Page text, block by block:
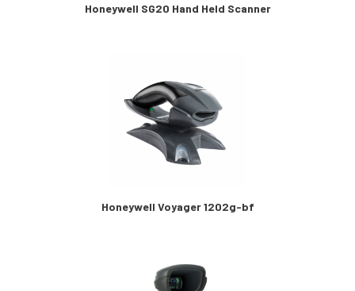
Honeywell SG20 Hand Held Scanner
Honeywell Voyager 1202g-bf